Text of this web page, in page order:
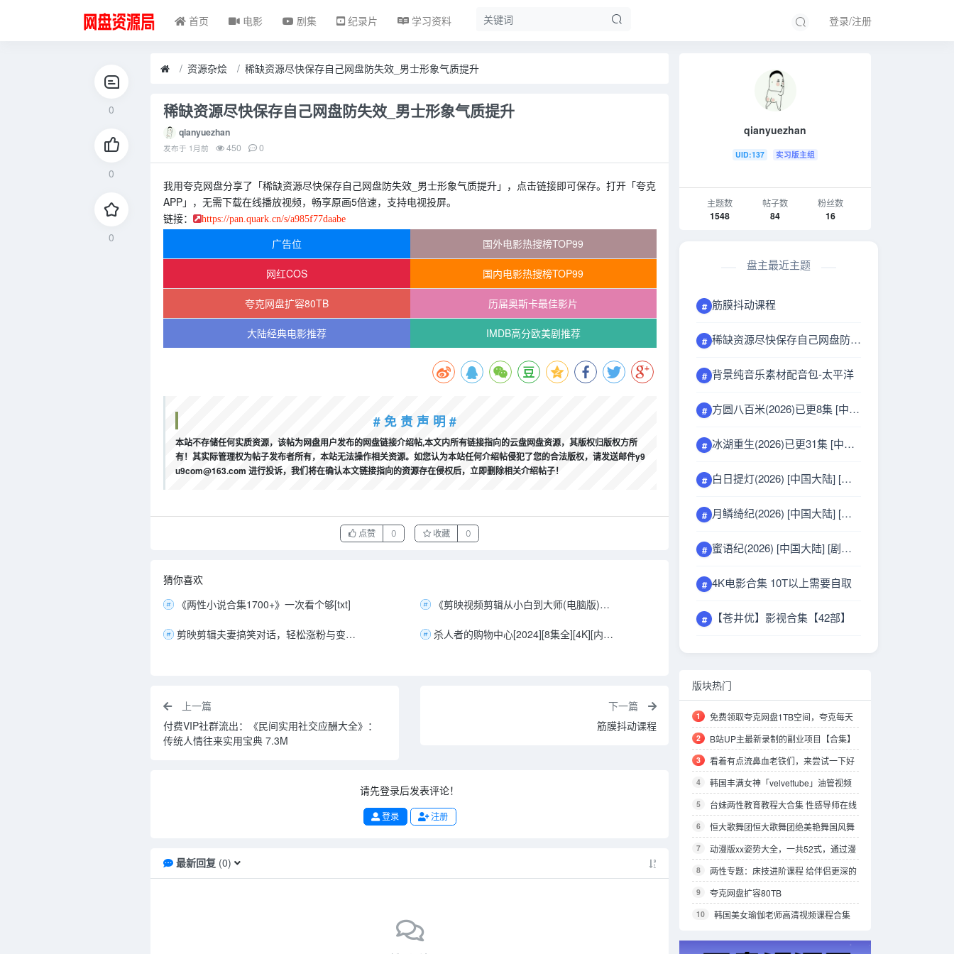
首页 电影 剧集 纪录片 学习资料 登录/注册
0
0
0
资源杂烩 稀缺资源尽快保存自己网盘防失效_男士形象气质提升
稀缺资源尽快保存自己网盘防失效_男士形象气质提升
qianyuezhan
发布于 1月前 450 0
我用夸克网盘分享了「稀缺资源尽快保存自己网盘防失效_男士形象气质提升」，点击链接即可保存。打开「夸克
APP」，无需下载在线播放视频，畅享原画5倍速，支持电视投屏。
链接：
https://pan.quark.cn/s/a985f77daabe
广告位 国外电影热搜榜TOP99
网红COS 国内电影热搜榜TOP99
夸克网盘扩容80TB 历届奥斯卡最佳影片
大陆经典电影推荐 IMDB高分欧美剧推荐
# 免 责 声 明 #
本站不存储任何实质资源，该帖为网盘用户发布的网盘链接介绍帖,本文内所有链接指向的云盘网盘资源，其版权归版权方所
有！其实际管理权为帖子发布者所有，本站无法操作相关资源。如您认为本站任何介绍帖侵犯了您的合法版权，请发送邮件y9
u9com@163.com 进行投诉，我们将在确认本文链接指向的资源存在侵权后，立即删除相关介绍帖子！
点赞 0 收藏 0
猜你喜欢
《两性小说合集1700+》一次看个够[txt]
《剪映视频剪辑从小白到大师(电脑版)》教程+PDF+配套素材
剪映剪辑夫妻搞笑对话，轻松涨粉与变现指南 杀人者的购物中心[2024][8集全][4K][内封简中字幕][38.6G][动作/悬疑/惊悚]
上一篇
付费VIP社群流出：《民间实用社交应酬大全》：
传统人情往来实用宝典 7.3M
下一篇
筋膜抖动课程
请先登录后发表评论！
登录 注册
最新回复(0)
qianyuezhan
UID:137 实习版主组
主题数
1548
帖子数
84
粉丝数
16
盘主最近主题
# 筋膜抖动课程
# 稀缺资源尽快保存自己网盘防失效_男士形象气质提升
# 背景纯音乐素材配音包-太平洋
# 方圆八百米(2026)已更8集 [中国大陆] [剧情/犯罪] 汉语普通话分
# 冰湖重生(2026)已更31集 [中国大陆] [剧情/古装] 汉语普通话3.2分
# 白日提灯(2026) [中国大陆] [剧情] 汉语普通话6.7分
# 月鳞绮纪(2026) [中国大陆] [剧情/爱情/奇幻/古装] 汉语普通话5.3分
# 蜜语纪(2026) [中国大陆] [剧情/爱情] 汉语普通话分
# 4K电影合集 10T以上需要自取
# 【苍井优】影视合集【42部】
版块热门
1
免费领取夸克网盘1TB空间，夸克每天
领取容量教程
2 B站UP主最新录制的副业项目【合集】
3
看着有点流鼻血老铁们，来尝试一下好
东西我得分享一下。
4
韩国丰满女神「velvettube」油管视频
合集
5
台妹两性教育教程大合集 性感导师在线
教学 25.5GB
6
恒大歌舞团恒大歌舞团绝美艳舞国风舞
蹈珍藏版视频合集
7
动漫版xx姿势大全，一共52式，通过漫
画的方式表达了出来，有需要的可以保存，
正经科普书籍
8
两性专题：床技进阶课程 给伴侣更深的
愉悦 14.7GB
9 夸克网盘扩容80TB
10
韩国美女瑜伽老师高清视频课程合集